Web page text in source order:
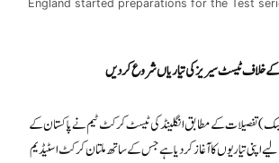
England started preparations for the Test
کے خلاف ٹیسٹ سیریز کی تیاریاں شروع کر دیں
تفصیلات کے مطابق انگلینڈ کی ٹیسٹ کرکٹ ٹیم نے پاکستان کے
اپنی تیاریوں کا آغاز کر دیا ہے جس کے ساتھ ملتان کرکٹ اسٹیڈیم